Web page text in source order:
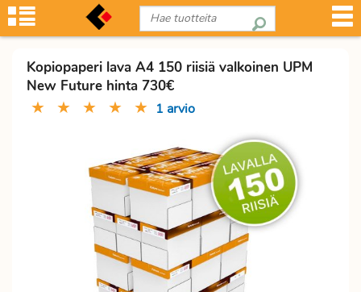
Kopiopaperi lava A4 150 riisiä valkoinen UPM
New Future hinta 730€
★ ★ ★ ★ ★ 1 arvio